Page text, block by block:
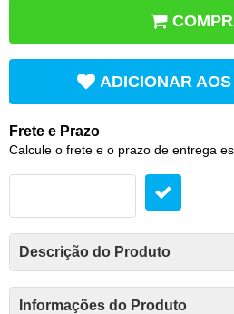
ADICIONAR
Frete e Prazo
Calcule o frete e o prazo de entrega
Descrição do Produto
Informações do Produto